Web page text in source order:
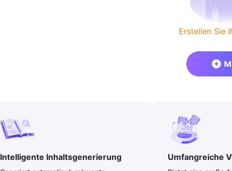
Erstellen Sie
Intelligente Inhaltsgenerierung Umfangreiche